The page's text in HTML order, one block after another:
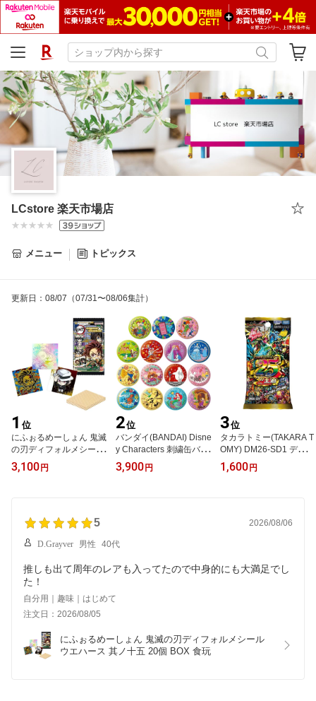
LCstore 楽天市場店
メニュー トピックス
更新日 ： 08/07 （07/31〜08/06集計）
1 位
にふぉるめーしょん 鬼滅
の刃ディフォルメシール
ウエハース 其ノ十五 20
個 BOX 食玩
3,100 円
2位
バンダイ(BANDAI) Disne
y Characters 刺繍缶バッ
ジビスケット2 食玩 【B
OX販売/12個セット】
3,900 円
3位
タカラトミー(TAKARA T
OMY) DM26-SD1 デュエ
ル・マスターズTCG ドキ
ドキつよいデッキ 25の
1,600 円
5 2026/08/06
D.Grayver 男性 40代
推しも出て周年のレアも入ってたので中身的にも大満足でし
た！
自分用｜趣味｜はじめて
注文日：2026/08/05
にふぉるめーしょん 鬼滅の刃ディフォルメシール
ウエハース 其ノ十五 20個 BOX 食玩